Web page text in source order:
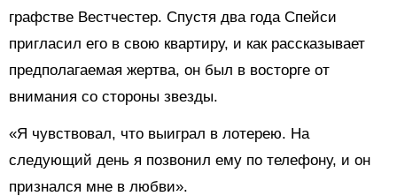
графстве Вестчестер. Спустя два года Спейси
пригласил его в свою квартиру, и как рассказывает
предполагаемая жертва, он был в восторге от
внимания со стороны звезды.
«Я чувствовал, что выиграл в лотерею. На
следующий день я позвонил ему по телефону, и он
признался мне в любви».